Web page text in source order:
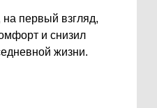
на первый взгляд,
и снизил
жизни.